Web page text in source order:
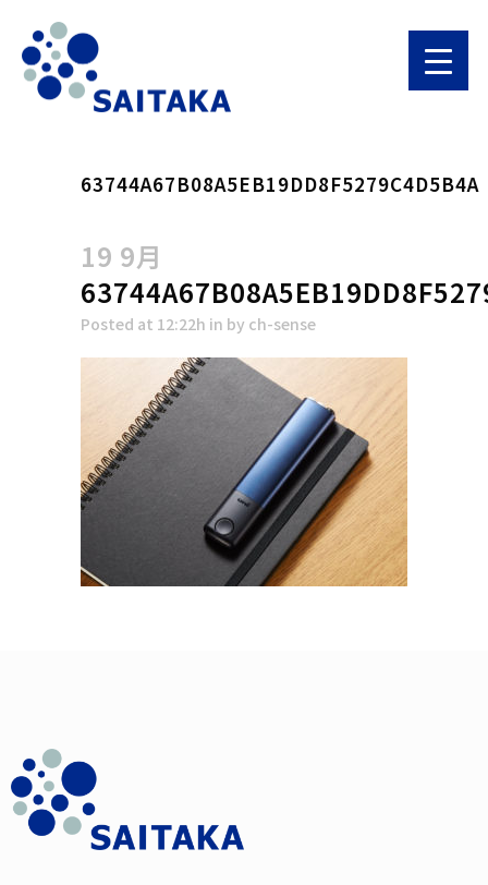
63744A67B08A5EB19DD8F5279C4D5B4A
19 9月
Posted at 12:22h in by ch-sense